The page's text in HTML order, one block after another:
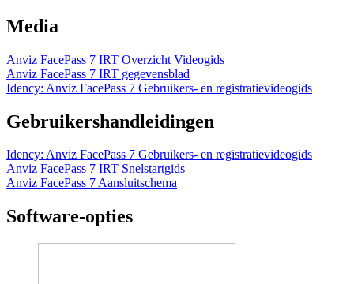
Media
Anviz FacePass 7 IRT Overzicht Videogids
Anviz FacePass 7 IRT gegevensblad
Idency: Anviz FacePass 7 Gebruikers- en registratievideogids
Gebruikershandleidingen
Idency: Anviz FacePass 7 Gebruikers- en registratievideogids
Anviz FacePass 7 IRT Snelstartgids
Anviz FacePass 7 Aansluitschema
Software-opties